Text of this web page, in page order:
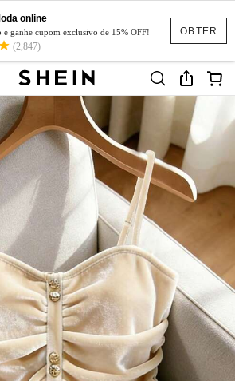
OBTER
online
e ganhe cupom exclusivo de 15% OFF!
(2,847)